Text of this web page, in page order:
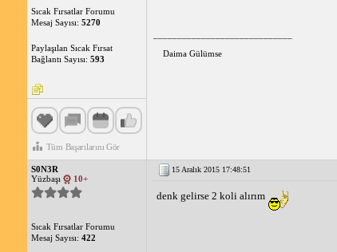
Sıcak Fırsatlar Forumu
Mesaj Sayısı: 5270
Paylaşılan Sıcak Fırsat
Bağlantı Sayısı: 593
Tüm Başarılarını Gör
Daima Gülümse
S0N3R
Yüzbaşı
10+
Sıcak Fırsatlar Forumu
Mesaj Sayısı: 422
15 Aralık 2015 17:48:51
denk gelirse 2 koli alırım